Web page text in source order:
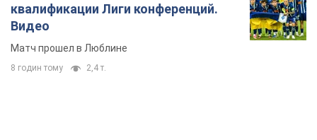
квалификации Лиги конференций.
Видео
Матч прошел в Люблине
8 годин тому 2,4 т.